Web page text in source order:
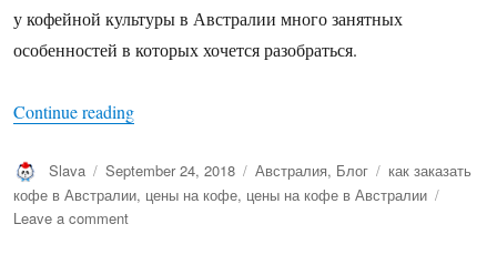
у кофейной культуры в Австралии много занятных
особенностей в которых хочется разобраться.
Continue reading“Кофе в Австралии”
Author
Slava
Posted
on
September 24, 2018 Categories
Австралия, Блог Tags
как заказать
кофе в Австралии, цены на кофе, цены на кофе в Австралии
Leave a commenton